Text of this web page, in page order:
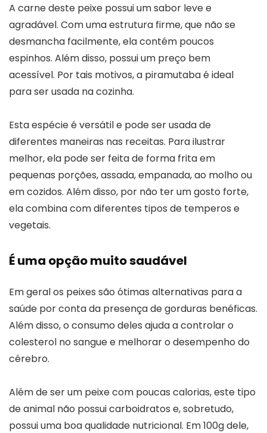
A carne deste peixe possui um sabor leve e
agradável. Com uma estrutura firme, que não se
desmancha facilmente, ela contém poucos
espinhos. Além disso, possui um preço bem
acessível. Por tais motivos, a piramutaba é ideal
para ser usada na cozinha.
Esta espécie é versátil e pode ser usada de
diferentes maneiras nas receitas. Para ilustrar
melhor, ela pode ser feita de forma frita em
pequenas porções, assada, empanada, ao molho ou
em cozidos. Além disso, por não ter um gosto forte,
ela combina com diferentes tipos de temperos e
vegetais.
É uma opção muito saudável
Em geral os peixes são ótimas alternativas para a
saúde por conta da presença de gorduras benéficas.
Além disso, o consumo deles ajuda a controlar o
colesterol no sangue e melhorar o desempenho do
cérebro.
Além de ser um peixe com poucas calorias, este tipo
de animal não possui carboidratos e, sobretudo,
possui uma boa qualidade nutricional. Em 100g dele,